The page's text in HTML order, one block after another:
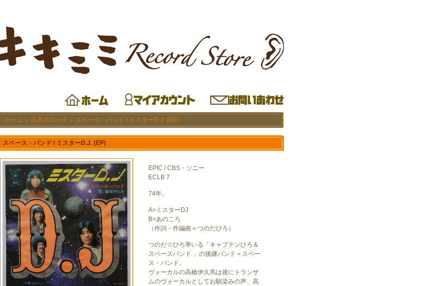
ホーム ＞ 日本のロック ＞ スペース・バンド / ミスターD.J. (EP)
スペース・バンド / ミスターD.J. (EP)
EPIC / CBS・ソニー
ECLB 7
74年。
A=ミスターDJ
B=あのころ
（作詞・作編曲＝つのだひろ）
つのだ☆ひろ率いる「キャプテンひろ＆
スペースバンド 」の後継バンド＝スペー
ス・バンド。
ヴォーカルの高橋伊久馬は後にトランザ
ムのヴォーカルとしてお馴染みの声、高